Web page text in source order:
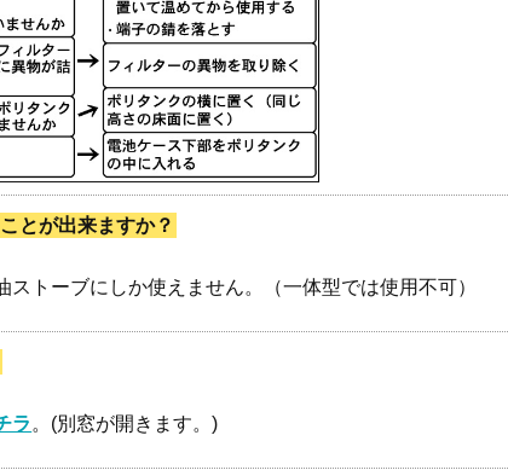
とが出来ますか？
トーブにしか使えません。（一体型では使用不可）
ラ 。(別窓が開きます。)